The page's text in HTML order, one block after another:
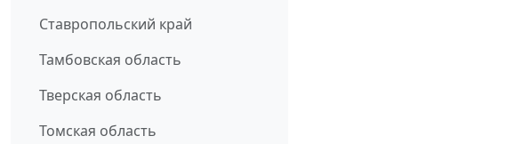
Ставропольский край
Тамбовская область
Тверская область
Томская область